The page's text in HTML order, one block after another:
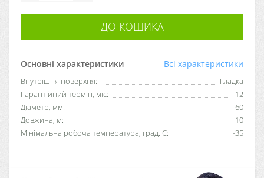
Основні характеристики Всі характеристики
Внутрішня поверхня:
Гладка
Гарантійний термін, міс:
12
Діаметр, мм:
60
Довжина, м:
10
Мінімальна робоча температура, град. C:
-35
ДО КОШИКА